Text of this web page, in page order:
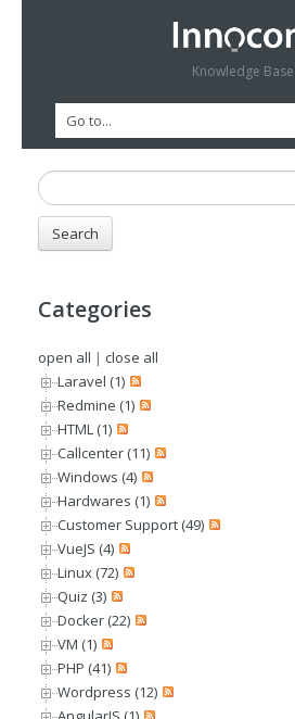
Knowledge Base
Categories
open all | close all
Laravel (1)
Redmine (1)
HTML (1)
Callcenter (11)
Windows (4)
Hardwares (1)
Customer Support (49)
VueJS (4)
Linux (72)
Quiz (3)
Docker (22)
VM (1)
PHP (41)
Wordpress (12)